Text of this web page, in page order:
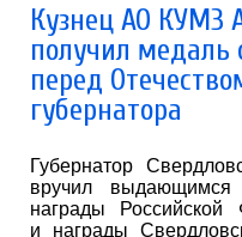
Кузнец АО КУМЗ
получил медаль
перед
губернатора
Губернатор
вручил выдающимся
награды
и награды